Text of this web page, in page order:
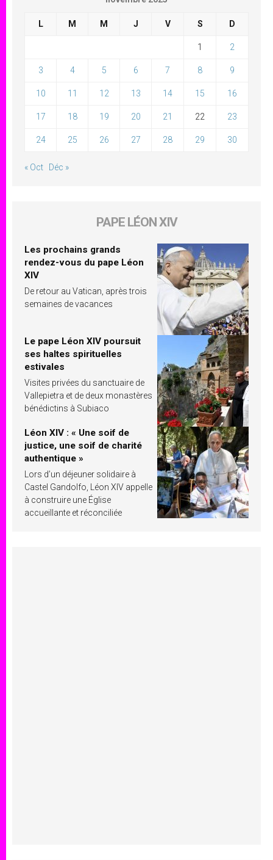
L M M J V S D
1 2
3 4 5 6 7 8 9
10 11 12 13 14 15 16
17 18 19 20 21 22 23
24 25 26 27 28 29 30
« Oct Déc »
PAPE LÉON XIV
Les prochains grands
rendez-vous du pape Léon
XIV
De retour au Vatican, après trois
semaines de vacances
Le pape Léon XIV poursuit
ses haltes spirituelles
estivales
Visites privées du sanctuaire de
Vallepietra et de deux monastères
bénédictins à Subiaco
Léon XIV : « Une soif de
justice, une soif de charité
authentique »
Lors d’un déjeuner solidaire à
Castel Gandolfo, Léon XIV appelle
à construire une Église
accueillante et réconciliée